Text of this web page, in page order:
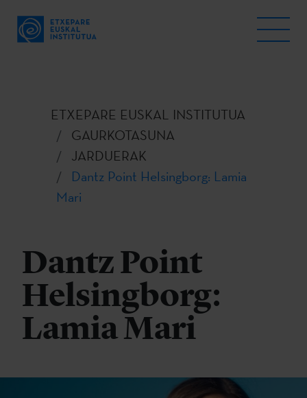
ETXEPARE EUSKAL INSTITUTUA
GAURKOTASUNA
JARDUERAK
Dantz Point Helsingborg: Lamia
Mari
Dantz Point
Helsingborg:
Lamia Mari